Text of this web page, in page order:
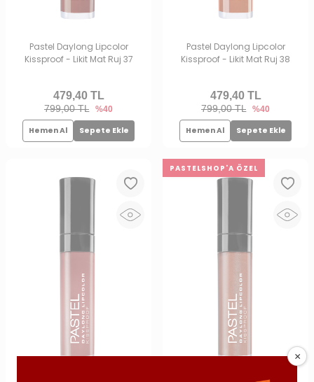
Pastel Daylong Lipcolor
Kissproof - Likit Mat Ruj 37
799,00 TL %40
479,40TL
Hemen Al Sepete Ekle
Pastel Daylong Lipcolor
Kissproof - Likit Mat Ruj 38
799,00 TL %40
479,40TL
Hemen Al Sepete Ekle
PASTELSHOP'A ÖZEL